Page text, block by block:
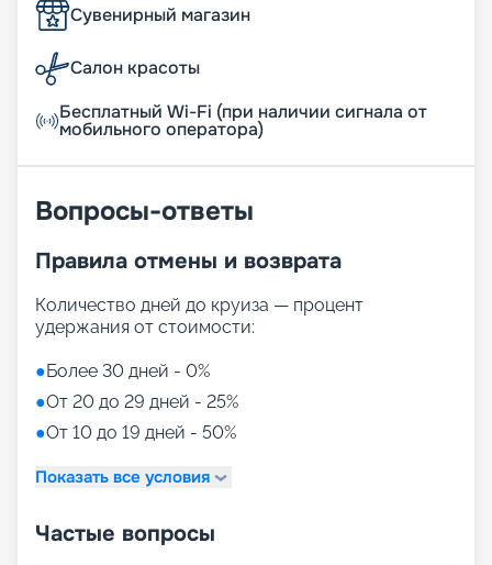
Сувенирный магазин
Салон красоты
Бесплатный Wi-Fi (при наличии сигнала от
мобильного оператора)
Вопросы-ответы
Правила отмены и возврата
Количество дней до круиза — процент
удержания от стоимости:
●Более 30 дней - 0%
●От 20 до 29 дней - 25%
●От 10 до 19 дней - 50%
Показать все условия
Частые вопросы